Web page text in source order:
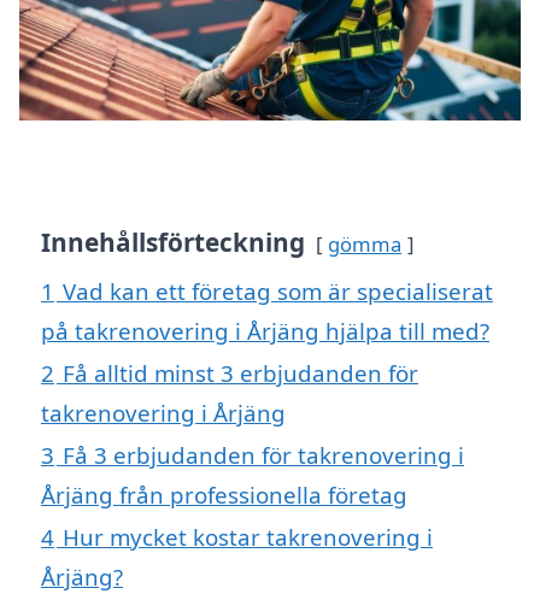
Innehållsförteckning gömma
1 Vad kan ett företag som är specialiserat
på takrenovering i Årjäng hjälpa till med?
2 Få alltid minst 3 erbjudanden för
takrenovering i Årjäng
3 Få 3 erbjudanden för takrenovering i
Årjäng från professionella företag
4 Hur mycket kostar takrenovering i
Årjäng?